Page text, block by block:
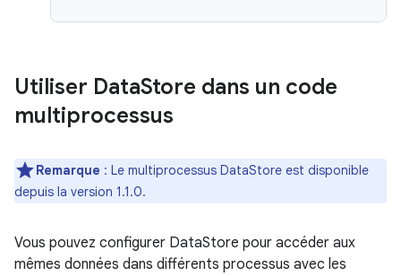
Utiliser DataStore dans un code
multiprocessus
Remarque : Le multiprocessus DataStore est disponible
depuis la version 1.1.0.
Vous pouvez configurer DataStore pour accéder aux
mêmes données dans différents processus avec les